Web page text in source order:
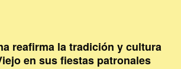
reafirma la tradición y cultura
en sus fiestas patronales